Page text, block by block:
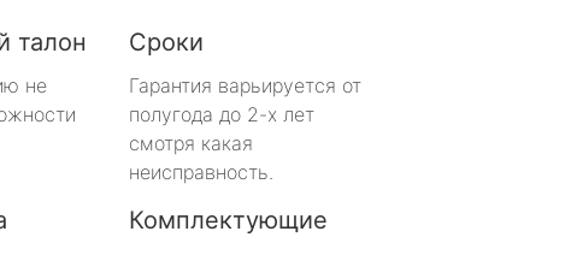
талон
не
Сроки
Гарантия варьируется от
полугода до 2-х лет
смотря какая
неисправность.
Комплектующие